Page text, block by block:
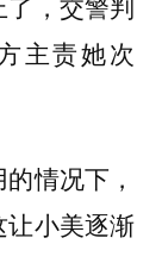
主责她次
情况下，
小美逐渐